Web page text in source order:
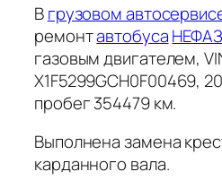
Вгрузовом
ремонтавтобусаНЕФАЗ
газовым двигателем,
X1F5299GCH0F00469,
пробег 354479 км.
Выполнена замена
карданного вала.